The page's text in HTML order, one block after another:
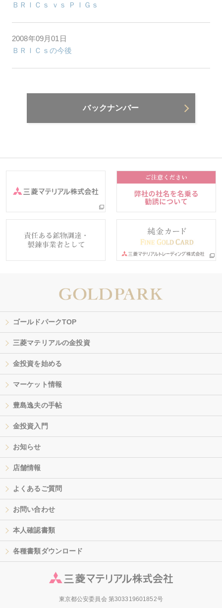
ＢＲＩＣｓ ｖｓ ＰＩＧｓ
2008年09月01日
ＢＲＩＣｓの今後
バックナンバー
ゴールドパークTOP
三菱マテリアルの金投資
金投資を始める
マーケット情報
豊島逸夫の手帖
金投資入門
お知らせ
店舗情報
よくあるご質問
お問い合わせ
本人確認書類
各種書類ダウンロード
東京都公安委員会 第303319601852号